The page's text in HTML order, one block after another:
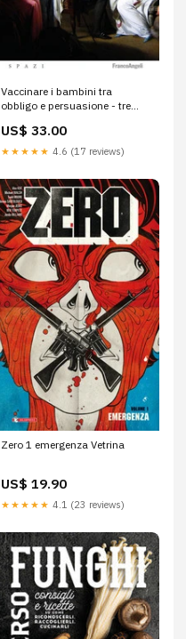
Vaccinare i bambini tra
obbligo e persuasione - tre
Manfrotto
US$ 33.00
★★★★★ 4.6 (17 reviews)
Zero 1 emergenza Vetrina
US$ 19.90
★★★★★ 4.1 (23 reviews)